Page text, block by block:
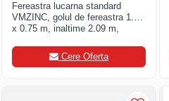
Fereastra lucarna standard
VMZINC, golul de fereastra 1.30
x 0.75 m, inaltime 2.09 m,
Cere Oferta